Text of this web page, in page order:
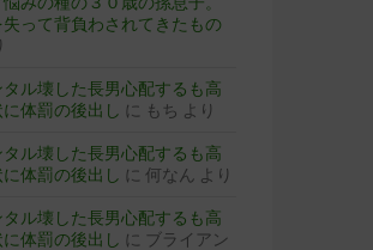
って背負わされてきたもの
ル壊した長男心配するも高
体罰の後出し に もち より
ル壊した長男心配するも高
体罰の後出し に 何なん より
ル壊した長男心配するも高
体罰の後出し に ブライアン